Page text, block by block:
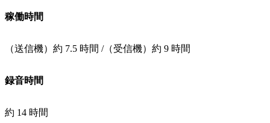
稼働時間
（送信機）約 7.5 時間 /（受信機）約 9 時間
録音時間
約 14 時間